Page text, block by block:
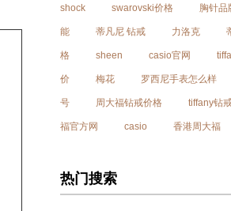
shock swarovski价格 胸针品
能 蒂凡尼 钻戒 力洛克
格 sheen casio官网
价 梅花 罗西尼手表怎么样
号 周大福钻戒价格 tiffany钻
福官方网 casio 香港周大福
热门搜索